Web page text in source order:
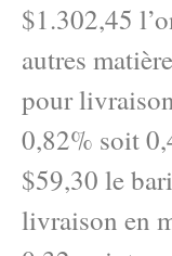
$1.302,45
autres
pour
0,82% soit
$59,30 le
livraison en